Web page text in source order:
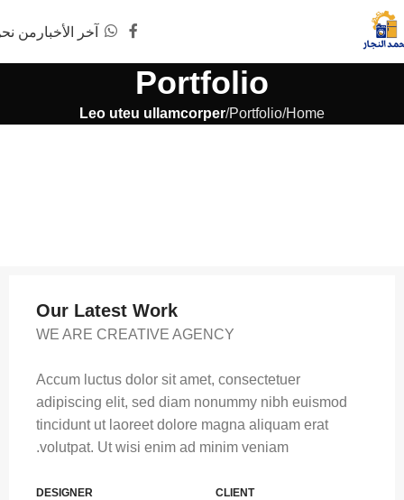
آخر الأخبار من
Portfolio
Home
Portfolio
Leo uteu ullamcorper
Our Latest Work
WE ARE CREATIVE AGENCY
Accum luctus dolor sit amet, consectetuer
adipiscing elit, sed diam nonummy nibh euismod
tincidunt ut laoreet dolore magna aliquam erat
volutpat. Ut wisi enim ad minim veniam.
CLIENT
DESIGNER